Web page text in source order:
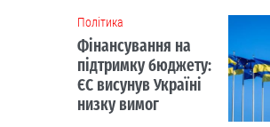
Політика
Фінансування на
підтримку бюджету:
ЄС висунув Україні
низку вимог